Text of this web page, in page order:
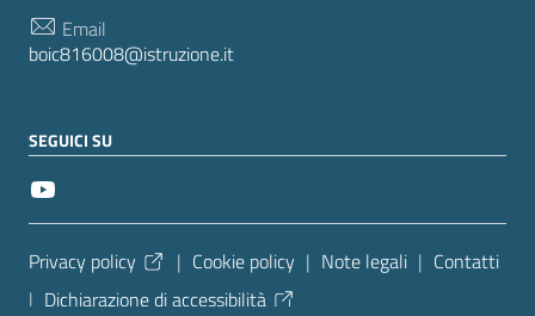
Email
boic816008@istruzione.it
SEGUICI SU
Sezione Link Utili
Privacy policy | Cookie policy | Note legali | Contatti
| Dichiarazione di accessibilità